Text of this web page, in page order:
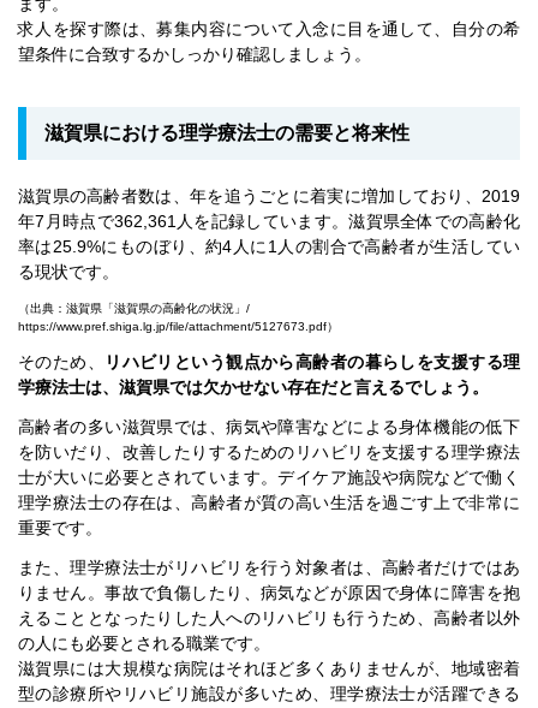
求人を探す際は、募集内容について入念に目を通して、自分の希
望条件に合致するかしっかり確認しましょう。
滋賀県における理学療法士の需要と将来性
滋賀県の高齢者数は、年を追うごとに着実に増加しており、2019
年7月時点で362,361人を記録しています。滋賀県全体での高齢化
率は25.9%にものぼり、約4人に1人の割合で高齢者が生活してい
る現状です。
（出典：滋賀県「滋賀県の高齢化の状況」/
https://www.pref.shiga.lg.jp/file/attachment/5127673.pdf）
そのため、
リハビリという観点から高齢者の暮らしを支援する理
学療法士は、滋賀県では欠かせない存在だと言えるでしょう。
高齢者の多い滋賀県では、病気や障害などによる身体機能の低下
を防いだり、改善したりするためのリハビリを支援する理学療法
士が大いに必要とされています。デイケア施設や病院などで働く
理学療法士の存在は、高齢者が質の高い生活を過ごす上で非常に
重要です。
また、理学療法士がリハビリを行う対象者は、高齢者だけではあ
りません。事故で負傷したり、病気などが原因で身体に障害を抱
えることとなったりした人へのリハビリも行うため、高齢者以外
の人にも必要とされる職業です。
滋賀県には大規模な病院はそれほど多くありませんが、地域密着
型の診療所やリハビリ施設が多いため、理学療法士が活躍できる